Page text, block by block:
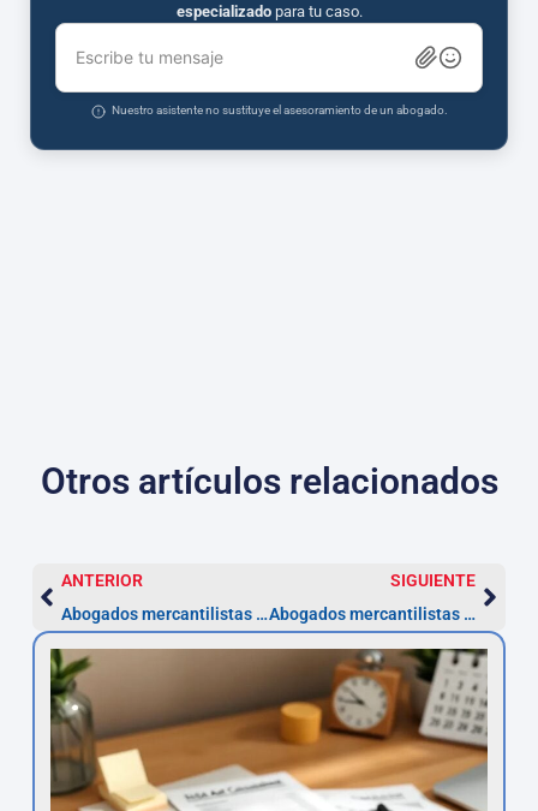
especializadopara tu caso.
Escribe tu mensaje
Nuestro asistente no sustituye el asesoramiento de un abogado.
Otros artículos relacionados
ANTERIOR
Abogados mercantilistas La Rioja — Constituye en 2–4 semanas
SIGUIENTE
Abogados mercantilistas en Melilla: constitución y pasos clave